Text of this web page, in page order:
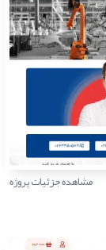
مشاهده جزئیات پروژه